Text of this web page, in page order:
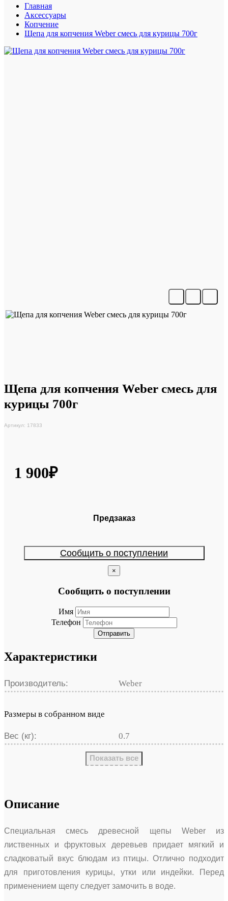
Главная
Аксессуары
Копчение
Щепа для копчения Weber смесь для курицы 700г
Щепа для копчения Weber смесь для
курицы 700г
Артикул: 17833
1 900₽
Предзаказ
Сообщить о поступлении
×
Сообщить о поступлении
Имя
Телефон
Отправить
Характеристики
Производитель: Weber
Размеры в собранном виде
Вес (кг): 0.7
Показать все
Описание
Специальная смесь древесной щепы Weber из
лиственных и фруктовых деревьев придает мягкий и
сладковатый вкус блюдам из птицы. Отлично подходит
для приготовления курицы, утки или индейки. Перед
применением щепу следует замочить в воде.